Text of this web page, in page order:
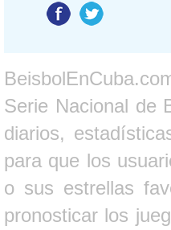
Serie Nacional de
diarios,
para que los
o sus estrellas
pronosticar los